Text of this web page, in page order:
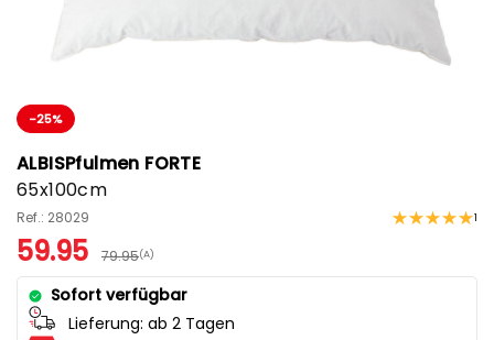
-25%
ALBISPfulmen FORTE
65x100cm
Ref.: 28029 1
59.95 79.95(A)
Sofort verfügbar
Lieferung: ab 2 Tagen